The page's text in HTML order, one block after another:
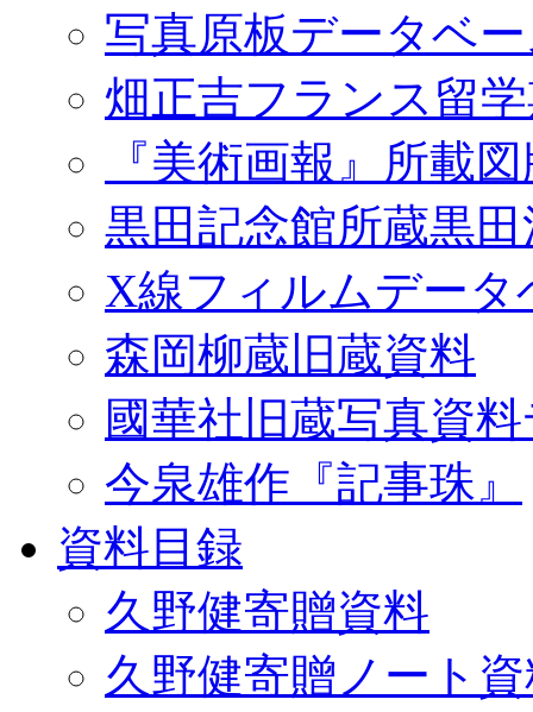
写真原板データベ
畑正吉フランス留
『美術画報』所載
黒田記念館所蔵黒
X線フィルムデータ
森岡柳蔵旧蔵資料
國華社旧蔵写真資
今泉雄作『記事珠』
資料目録
久野健寄贈資料
久野健寄贈ノート